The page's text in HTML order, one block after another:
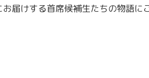
届けする首席候補生たちの物語に